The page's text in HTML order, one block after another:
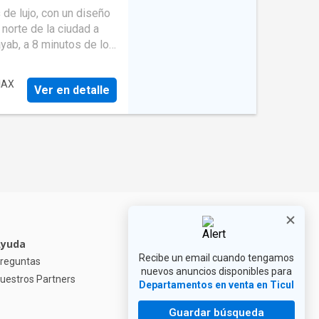
COLLINS 65.01 m2
con isla -sala
-recámara con
ALTON 77.16m2
lujo, con un diseño
de la ciudad a
a 8 minutos de los
áreas verdes,
roof top bar con
bodegas, recepción,
de visitas -Recámara
Ver en detalle
Recibe un email cuando tengamos
nuevos anuncios disponibles para
Departamentos en venta en Ticul
Guardar búsqueda
Partners